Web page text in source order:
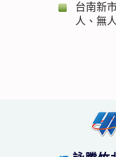
台南新
人、無